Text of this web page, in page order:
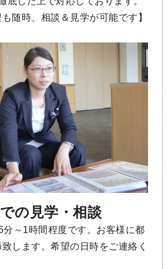
も随時、相談＆見学が可能です】
の見学・相談
分～1時間程度です。お客様に都
します。希望の日時をご連絡く